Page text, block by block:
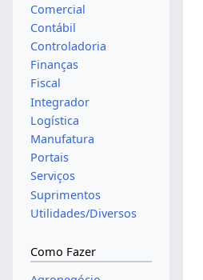
Comercial
Contábil
Controladoria
Finanças
Fiscal
Integrador
Logística
Manufatura
Portais
Serviços
Suprimentos
Utilidades/Diversos
Como Fazer